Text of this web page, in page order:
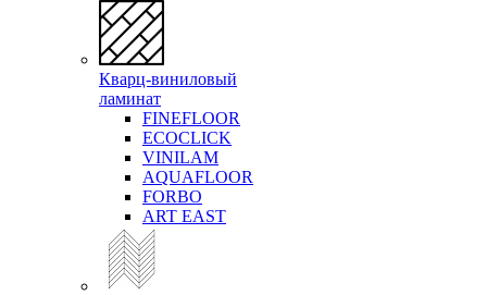
Кварц-виниловый
ламинат
FINEFLOOR
ECOCLICK
VINILAM
AQUAFLOOR
FORBO
ART EAST